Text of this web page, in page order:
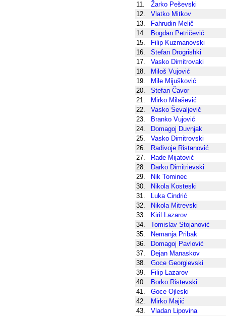
11.
Žarko Peševski
12.
Vlatko Mitkov
13.
Fahrudin Melič
14.
Bogdan Petričević
15.
Filip Kuzmanovski
16.
Stefan Drogrishki
17.
Vasko Dimitrovaki
18.
Miloš Vujović
19.
Mile Mijušković
20.
Stefan Čavor
21.
Mirko Milašević
22.
Vasko Ševaljevič
23.
Branko Vujović
24.
Domagoj Duvnjak
25.
Vasko Dimitrovski
26.
Radivoje Ristanović
27.
Rade Mijatović
28.
Darko Dimitrievski
29.
Nik Tominec
30.
Nikola Kosteski
31.
Luka Cindrić
32.
Nikola Mitrevski
33.
Kiril Lazarov
34.
Tomislav Stojanović
35.
Nemanja Pribak
36.
Domagoj Pavlović
37.
Dejan Manaskov
38.
Goce Georgievski
39.
Filip Lazarov
40.
Borko Ristevski
41.
Goce Ojleski
42.
Mirko Majić
43.
Vladan Lipovina